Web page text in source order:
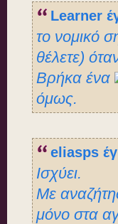
Learner
το νομικό
θέλετε)
Βρήκα ένα
όμως.
eliasps
Ισχύει.
Με
μόνο στα